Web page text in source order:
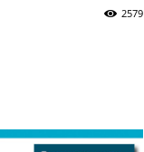
2579